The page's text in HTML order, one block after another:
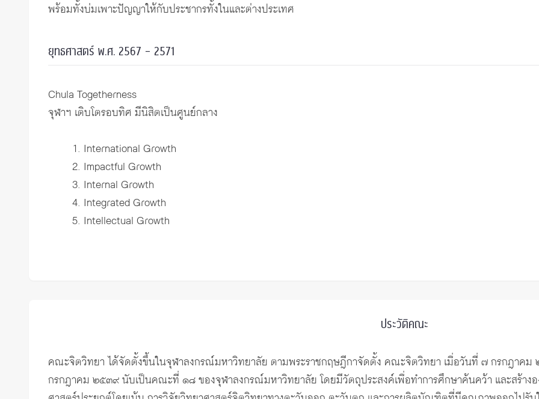
พร้อมทั้งบ่มเพาะปัญญาให้กับประชากรทั้งในและต่างประเทศ
ยุทธศาสตร์ พ.ศ. 2567 – 2571
Chula Togetherness
จุฬาฯ เติบโตรอบทิศ มีนิสิตเป็นศูนย์กลาง
1. International Growth
2. Impactful Growth
3. Internal Growth
4. Integrated Growth
5. Intellectual Growth
ประวัติคณะ
คณะจิตวิทยา ได้จัดตั้งขึ้นในจุฬาลงกรณ์มหาวิทยาลัย ตามพระราชกฤษฎีกาจัดตั้ง คณะจิตวิทยา เมื่อวันที่ ๗ กรกฎาค
กรกฎาคม ๒๕๓๙ นับเป็นคณะที่ ๑๘ ของจุฬาลงกรณ์มหาวิทยาลัย โดยมีวัตถุประสงค์เพื่อทำการศึกษาค้นคว้า และสร้าง